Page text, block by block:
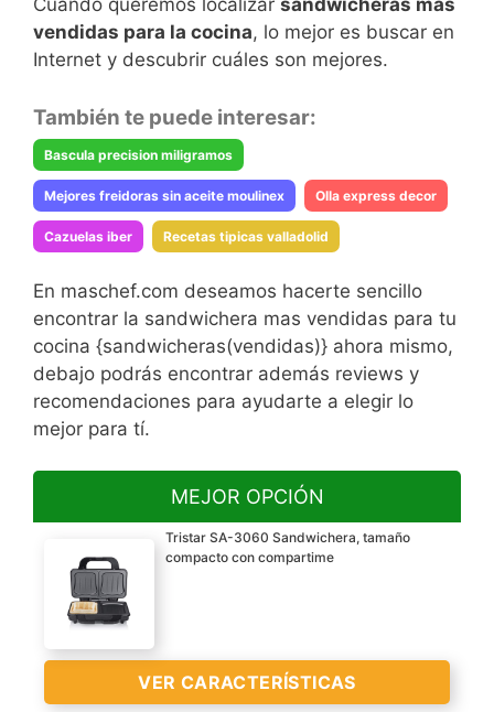
Cuando queremos localizar sandwicheras mas
vendidas para la cocina, lo mejor es buscar en
Internet y descubrir cuáles son mejores.
También te puede interesar:
Bascula precision miligramos
Mejores freidoras sin aceite moulinex Olla express decor
Cazuelas iber Recetas tipicas valladolid
En maschef.com deseamos hacerte sencillo
encontrar la sandwichera mas vendidas para tu
cocina {sandwicheras(vendidas)} ahora mismo,
debajo podrás encontrar además reviews y
recomendaciones para ayudarte a elegir lo
mejor para tí.
MEJOR OPCIÓN
Tristar SA-3060 Sandwichera, tamaño
compacto con compartime
VER CARACTERÍSTICAS